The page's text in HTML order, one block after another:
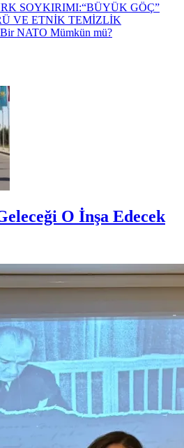
SOYKIRIMI:“BÜYÜK GÖÇ”
VE ETNİK TEMİZLİK
Bir NATO Mümkün mü?
O İnşa Edecek